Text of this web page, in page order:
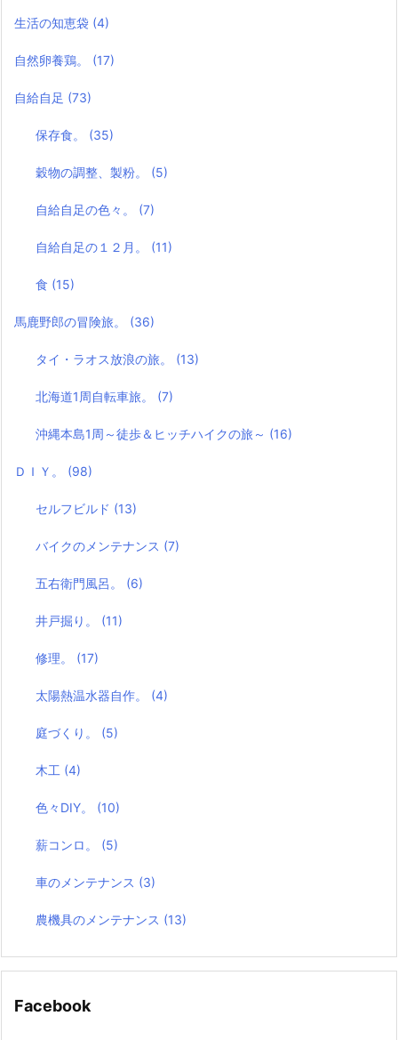
生活の知恵袋 (4)
自然卵養鶏。 (17)
自給自足 (73)
保存食。 (35)
穀物の調整、製粉。 (5)
自給自足の色々。 (7)
自給自足の１２月。 (11)
食 (15)
馬鹿野郎の冒険旅。 (36)
タイ・ラオス放浪の旅。 (13)
北海道1周自転車旅。 (7)
沖縄本島1周～徒歩＆ヒッチハイクの旅～ (16)
ＤＩＹ。 (98)
セルフビルド (13)
バイクのメンテナンス (7)
五右衛門風呂。 (6)
井戸掘り。 (11)
修理。 (17)
太陽熱温水器自作。 (4)
庭づくり。 (5)
木工 (4)
色々DIY。 (10)
薪コンロ。 (5)
車のメンテナンス (3)
農機具のメンテナンス (13)
Facebook